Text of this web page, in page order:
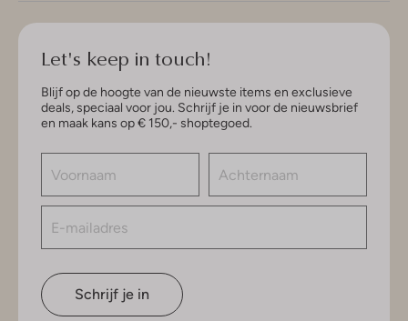
Let's keep in touch!
Blijf op de hoogte van de nieuwste items en exclusieve
deals, speciaal voor jou. Schrijf je in voor de nieuwsbrief
en maak kans op € 150,- shoptegoed.
Schrijf je in